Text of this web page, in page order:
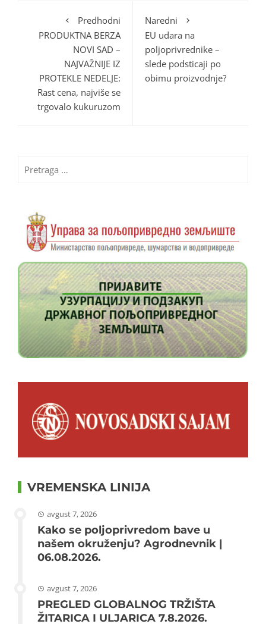
Predhodni
PRODUKTNA BERZA
NOVI SAD –
NAJVAŽNIJE IZ
PROTEKLE NEDELJE:
Rast cena, najviše se
trgovalo kukuruzom
Naredni
EU udara na
poljoprivrednike –
slede podsticaji po
obimu proizvodnje?
za:
VREMENSKA LINIJA
avgust 7, 2026
Kako se poljoprivredom bave u
našem okruženju? Agrodnevnik |
06.08.2026.
avgust 7, 2026
PREGLED GLOBALNOG TRŽIŠTA
ŽITARICA I ULJARICA 7.8.2026.